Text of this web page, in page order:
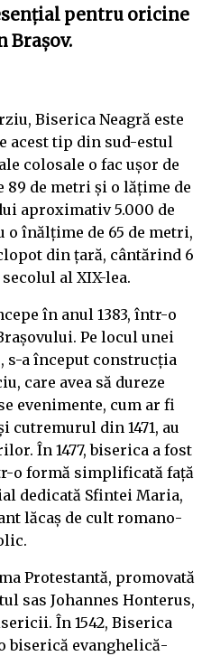
pentru oricine
Brașov.
Biserica Neagră este
acest tip din sud-estul
colosale o fac ușor de
89 de metri și o lățime de
aproximativ 5.000 de
o înălțime de 65 de metri,
din țară, cântărind 6
al XIX-lea.
în anul 1383, într-o
Pe locul unei
s-a început construcția
care avea să dureze
evenimente, cum ar fi
cutremurul din 1471, au
În 1477, biserica a fost
o formă simplificată față
dedicată Sfintei Maria,
lăcaș de cult romano-
Protestantă, promovată
sas Johannes Honterus,
În 1542, Biserica
biserică evanghelică-